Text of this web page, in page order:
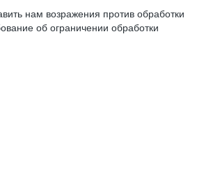
нам возражения против обработки
об ограничении обработки